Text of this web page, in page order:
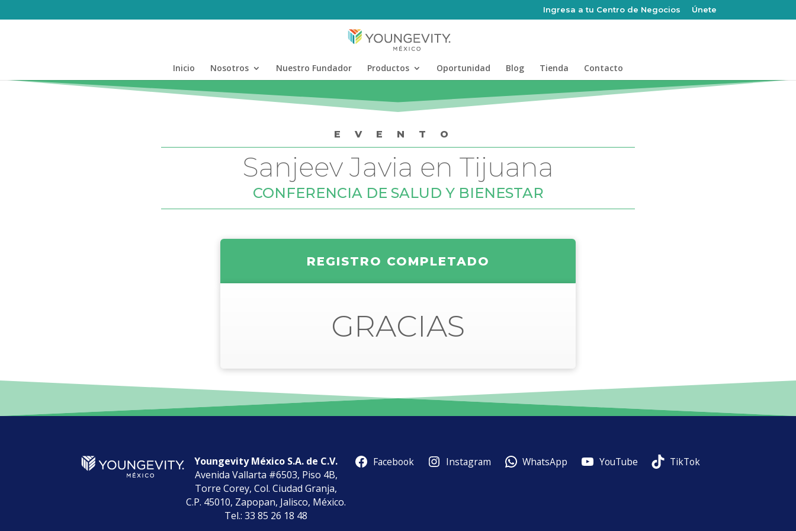
Ingresa a tu Centro de Negocios Únete
Inicio Nosotros Nuestro Fundador Productos Oportunidad Blog Tienda Contacto
EVENTO
Sanjeev Javia en Tijuana
CONFERENCIA DE SALUD Y BIENESTAR
REGISTRO COMPLETADO
GRACIAS
Youngevity México S.A. de C.V.
Avenida Vallarta #6503, Piso 4B,
Torre Corey, Col. Ciudad Granja,
C.P. 45010, Zapopan, Jalisco, México.
Tel.: 33 85 26 18 48
Facebook Instagram WhatsApp YouTube TikTok